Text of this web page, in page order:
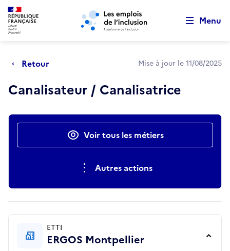
Aller au menu principal Aller au contenu principal
Menu
Retour Mise à jour le 11/08/2025
Canalisateur / Canalisatrice
Actions rapidesVoir tous les métiers
Autres actions
ETTI
ERGOS Montpellier
Retour au début de la page
Panneau de gestion des cookies